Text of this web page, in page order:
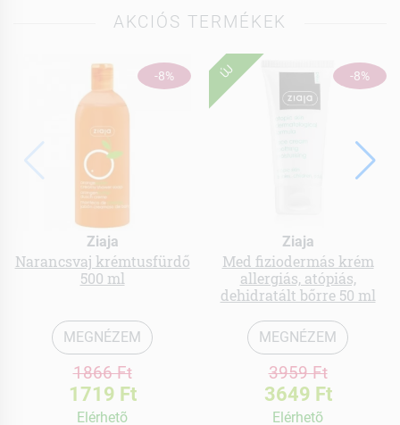
AKCIÓS TERMÉKEK
-8%
Ziaja
Narancsvaj krémtusfürdő
500 ml
MEGNÉZEM
1866 Ft
1719 Ft
Elérhetõ
-8%
ÚJ
Ziaja
Med fiziodermás krém
allergiás, atópiás,
dehidratált bőrre 50 ml
MEGNÉZEM
3959 Ft
3649 Ft
Elérhetõ